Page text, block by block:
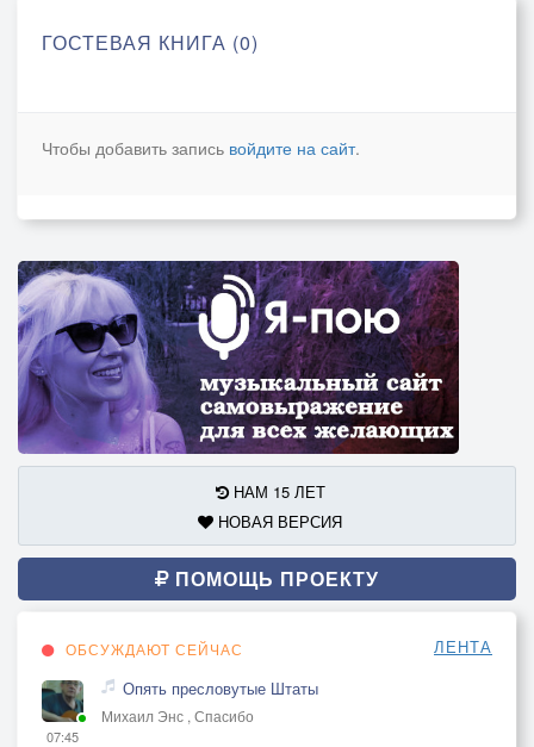
ГОСТЕВАЯ КНИГА (0)
Чтобы добавить запись войдите на сайт.
НАМ 15 ЛЕТ
НОВАЯ ВЕРСИЯ
ПОМОЩЬ ПРОЕКТУ
ОБСУЖДАЮТ СЕЙЧАС ЛЕНТА
07:45
Опять пресловутые Штаты
Михаил Энс , Спасибо